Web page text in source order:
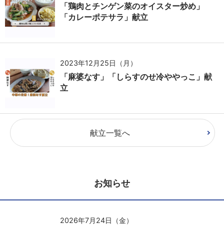
「鶏肉とチンゲン菜のオイスター炒め」
「カレーポテサラ」献立
2023年12月25日（月）
「麻婆なす」「しらすのせ冷ややっこ」献
立
献立一覧へ
お知らせ
2026年7月24日（金）